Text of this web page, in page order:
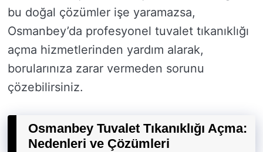
bu doğal çözümler işe yaramazsa,
Osmanbey’da profesyonel tuvalet tıkanıklığı
açma hizmetlerinden yardım alarak,
borularınıza zarar vermeden sorunu
çözebilirsiniz.
Osmanbey Tuvalet Tıkanıklığı Açma:
Nedenleri ve Çözümleri